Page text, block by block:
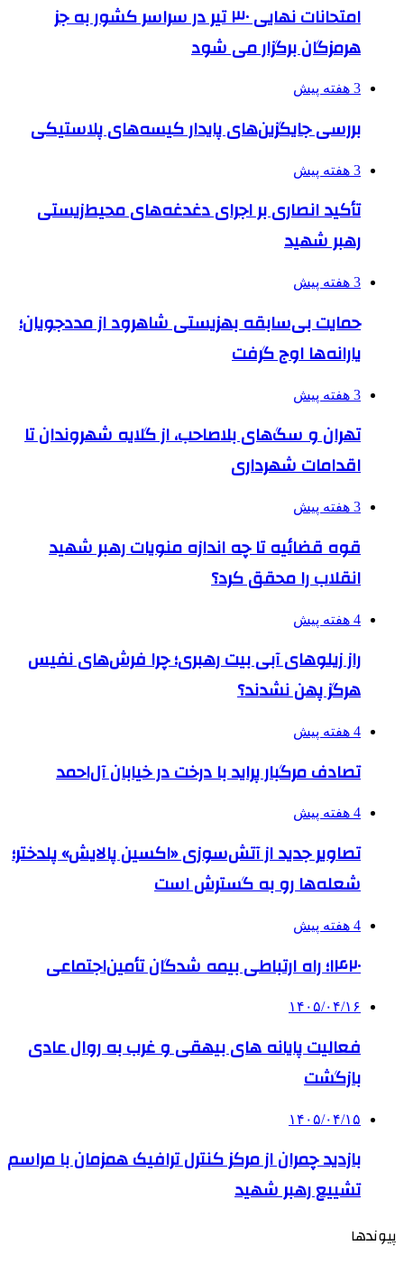
امتحانات نهایی ۳۰ تیر در سراسر کشور به جز
هرمزگان برگزار می شود
3 هفته پیش
بررسی جایگزین‌های پایدار کیسه‌های پلاستیکی
3 هفته پیش
تأکید انصاری بر اجرای دغدغه‌های محیط‌زیستی
رهبر شهید
3 هفته پیش
حمایت بی‌سابقه بهزیستی شاهرود از مددجویان؛
یارانه‌ها اوج گرفت
3 هفته پیش
تهران و سگ‌های بلاصاحب، از گلایه شهروندان تا
اقدامات شهرداری
3 هفته پیش
قوه قضائیه تا چه اندازه منویات رهبر شهید
انقلاب را محقق کرد؟
4 هفته پیش
راز زیلوهای آبی بیت رهبری؛ چرا فرش‌های نفیس
هرگز پهن نشدند؟
4 هفته پیش
تصادف مرگبار پراید با درخت در خیابان آل‌احمد
4 هفته پیش
تصاویر جدید از آتش‌سوزی «اکسین پالایش» پلدختر؛
شعله‌ها رو به گسترش است
4 هفته پیش
۱۴۲۰؛ راه ارتباطی بیمه شدگان تأمین‌اجتماعی
۱۴۰۵/۰۴/۱۶
فعالیت پایانه های بیهقی و غرب به روال عادی
بازگشت
۱۴۰۵/۰۴/۱۵
بازدید چمران از مرکز کنترل ترافیک همزمان با مراسم
تشییع رهبر شهید
پیوندها